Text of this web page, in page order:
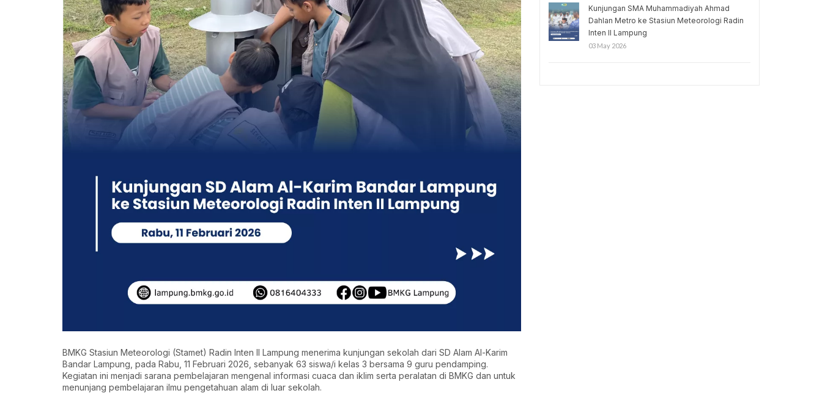
BMKG Stasiun Meteorologi (Stamet) Radin Inten II Lampung menerima kunjungan sekolah dari SD Alam Al-Karim
Bandar Lampung, pada Rabu, 11 Februari 2026, sebanyak 63 siswa/i kelas 3 bersama 9 guru pendamping.
Kegiatan ini menjadi sarana pembelajaran mengenal informasi cuaca dan iklim serta peralatan di BMKG dan untuk
menunjang pembelajaran ilmu pengetahuan alam di luar sekolah.
Kunjungan SMA Muhammadiyah Ahmad
Dahlan Metro ke Stasiun Meteorologi Radin
Inten II Lampung
03 May 2026